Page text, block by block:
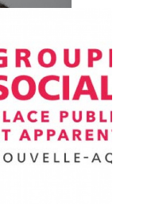
économie
économie
start-up,